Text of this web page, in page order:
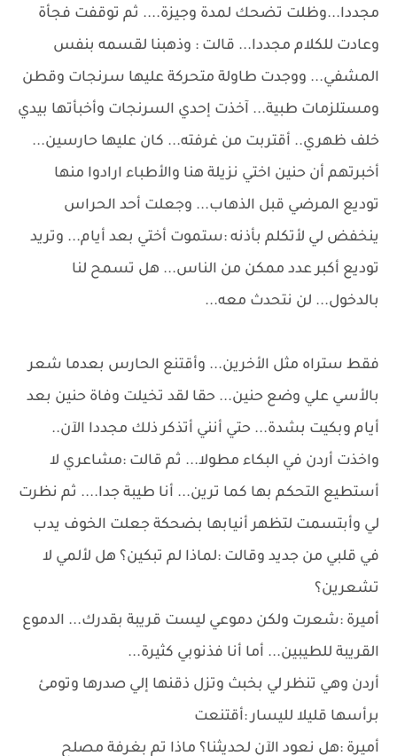
مجددا...وظلت تضحك لمدة وجيزة.... ثم توقفت فجأة
وعادت للكلام مجددا... قالت : وذهبنا لقسمه بنفس
المشفي... ووجدت طاولة متحركة عليها سرنجات وقطن
ومستلزمات طبية... آخذت إحدي السرنجات وأخبأتها بيدي
خلف ظهري.. أقتربت من غرفته... كان عليها حارسين...
أخبرتهم أن حنين اختي نزيلة هنا والأطباء ارادوا منها
توديع المرضي قبل الذهاب... وجعلت أحد الحراس
ينخفض لي لأتكلم بأذنه :ستموت أختي بعد أيام... وتريد
توديع أكبر عدد ممكن من الناس... هل تسمح لنا
بالدخول... لن نتحدث معه...
فقط ستراه مثل الأخرين... وأقتنع الحارس بعدما شعر
بالأسي علي وضع حنين... حقا لقد تخيلت وفاة حنين بعد
أيام وبكيت بشدة... حتي أنني أتذكر ذلك مجددا الآن..
واخذت أردن في البكاء مطولا... ثم قالت :مشاعري لا
أستطيع التحكم بها كما ترين... أنا طيبة جدا.... ثم نظرت
لي وأبتسمت لتظهر أنيابها بضحكة جعلت الخوف يدب
في قلبي من جديد وقالت :لماذا لم تبكين؟ هل لألمي لا
تشعرين؟
أميرة :شعرت ولكن دموعي ليست قريبة بقدرك... الدموع
القريبة للطيبين... أما أنا فذنوبي كثيرة...
أردن وهي تنظر لي بخبث وتزل ذقنها إلي صدرها وتومئ
برأسها قليلا لليسار :أقتنعت
أميرة :هل نعود الآن لحديثنا؟ ماذا تم بغرفة مصلح